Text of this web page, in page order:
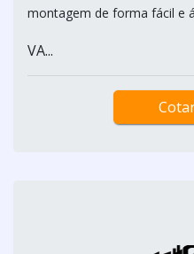
montagem de forma fácil e
VA...